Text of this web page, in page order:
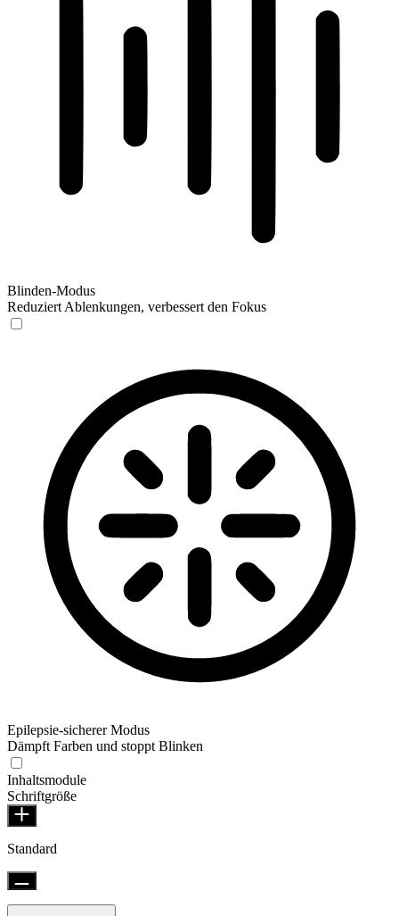
Blinden-Modus
Reduziert Ablenkungen, verbessert den Fokus
Epilepsie-sicherer Modus
Dämpft Farben und stoppt Blinken
Inhaltsmodule
Schriftgröße
Standard